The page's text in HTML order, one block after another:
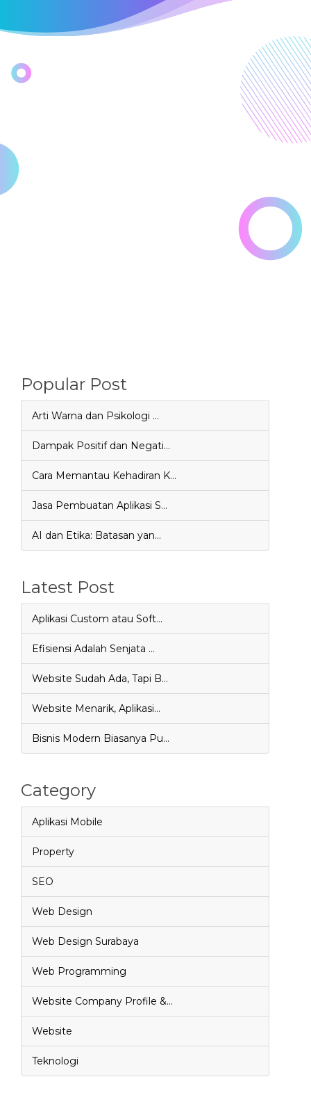
Popular Post
Arti Warna dan Psikologi …
Dampak Positif dan Negati…
Cara Memantau Kehadiran K…
Jasa Pembuatan Aplikasi S…
AI dan Etika: Batasan yan…
Latest Post
Aplikasi Custom atau Soft…
Efisiensi Adalah Senjata …
Website Sudah Ada, Tapi B…
Website Menarik, Aplikasi…
Bisnis Modern Biasanya Pu…
Category
Aplikasi Mobile
Property
SEO
Web Design
Web Design Surabaya
Web Programming
Website Company Profile &…
Website
Teknologi